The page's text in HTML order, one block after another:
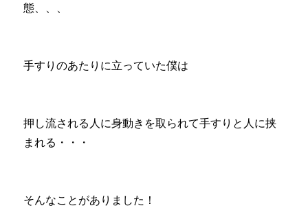
態、、、
手すりのあたりに立っていた僕は
押し流される人に身動きを取られて手すりと人に挟
まれる・・・
そんなことがありました！